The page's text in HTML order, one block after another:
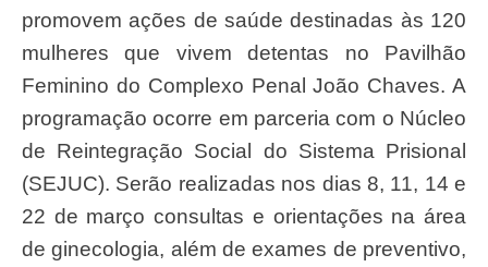
promovem ações de saúde destinadas às 120
mulheres que vivem detentas no Pavilhão
Feminino do Complexo Penal João Chaves. A
programação ocorre em parceria com o Núcleo
de Reintegração Social do Sistema Prisional
(SEJUC). Serão realizadas nos dias 8, 11, 14 e
22 de março consultas e orientações na área
de ginecologia, além de exames de preventivo,